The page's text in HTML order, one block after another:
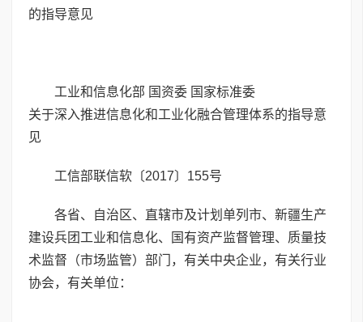
的指导意见
工业和信息化部 国资委 国家标准委
关于深入推进信息化和工业化融合管理体系的指导意
见
工信部联信软〔2017〕155号
各省、自治区、直辖市及计划单列市、新疆生产
建设兵团工业和信息化、国有资产监督管理、质量技
术监督（市场监管）部门，有关中央企业，有关行业
协会，有关单位：